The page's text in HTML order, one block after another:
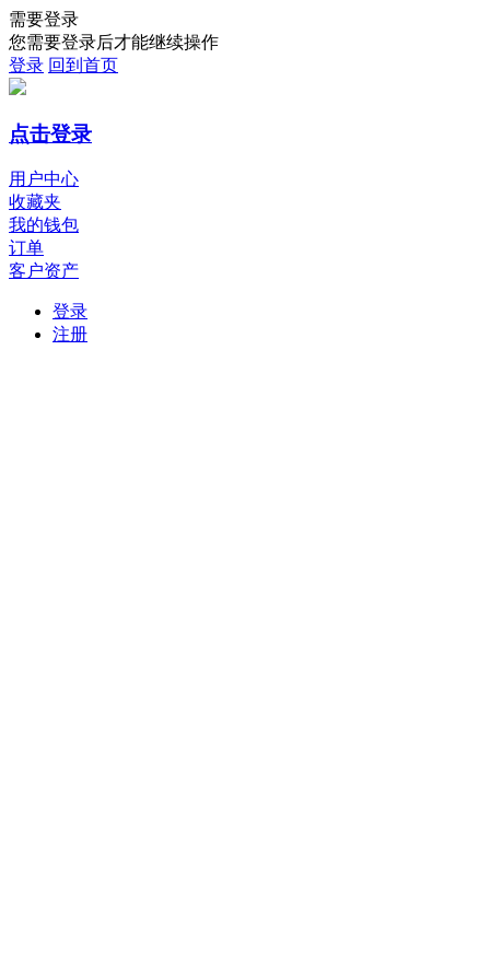
需要登录
您需要登录后才能继续操作
登录 回到首页
点击登录
用户中心
收藏夹
我的钱包
订单
客户资产
登录
注册